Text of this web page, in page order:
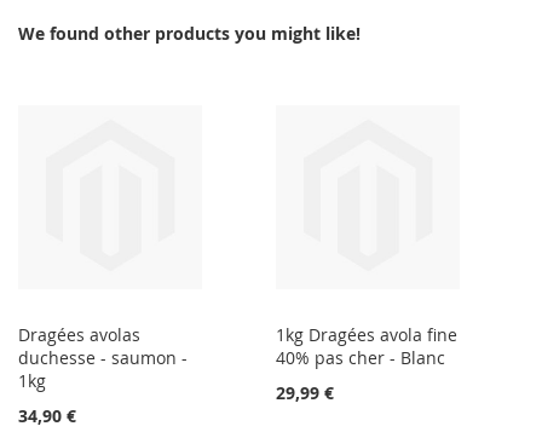
We found other products you might like!
Dragées avolas
duchesse - saumon -
1kg
34,90 €
1kg Dragées avola fine
40% pas cher - Blanc
29,99 €